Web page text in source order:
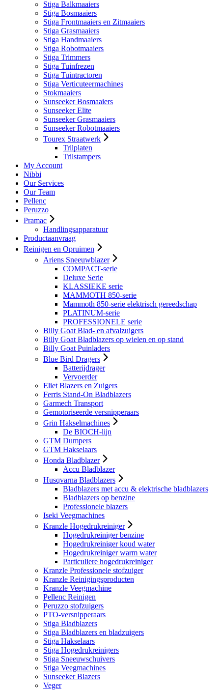
Stiga Balkmaaiers
Stiga Bosmaaiers
Stiga Frontmaaiers en Zitmaaiers
Stiga Grasmaaiers
Stiga Handmaaiers
Stiga Robotmaaiers
Stiga Trimmers
Stiga Tuinfrezen
Stiga Tuintractoren
Stiga Verticuteermachines
Stokmaaiers
Sunseeker Bosmaaiers
Sunseeker Elite
Sunseeker Grasmaaiers
Sunseeker Robotmaaiers
Tourex Straatwerk
Trilplaten
Trilstampers
My Account
Nibbi
Our Services
Our Team
Pellenc
Peruzzo
Pramac
Handlingsapparatuur
Productaanvraag
Reinigen en Opruimen
Ariens Sneeuwblazer
COMPACT-serie
Deluxe Serie
KLASSIEKE serie
MAMMOTH 850-serie
Mammoth 850-serie elektrisch gereedschap
PLATINUM-serie
PROFESSIONELE serie
Billy Goat Blad- en afvalzuigers
Billy Goat Bladblazers op wielen en op stand
Billy Goat Puinladers
Blue Bird Dragers
Batterijdrager
Vervoerder
Eliet Blazers en Zuigers
Ferris Stand-On Bladblazers
Garmech Transport
Gemotoriseerde versnipperaars
Grin Hakselmachines
De BIOCH-lijn
GTM Dumpers
GTM Hakselaars
Honda Bladblazer
Accu Bladblazer
Husqvarna Bladblazers
Bladblazers met accu & elektrische bladblazers
Bladblazers op benzine
Professionele blazers
Iseki Veegmachines
Kranzle Hogedrukreiniger
Hogedrukreiniger benzine
Hogedrukreiniger koud water
Hogedrukreiniger warm water
Particuliere hogedrukreiniger
Kranzle Professionele stofzuiger
Kranzle Reinigingsproducten
Kranzle Veegmachine
Pellenc Reinigen
Peruzzo stofzuigers
PTO-versnipperaars
Stiga Bladblazers
Stiga Bladblazers en bladzuigers
Stiga Hakselaars
Stiga Hogedrukreinigers
Stiga Sneeuwschuivers
Stiga Veegmachines
Sunseeker Blazers
Veger